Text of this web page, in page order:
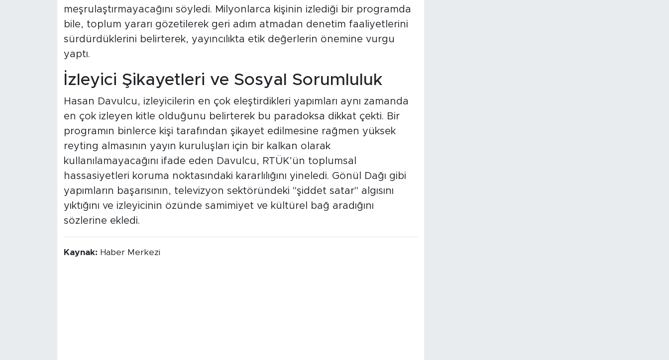
meşrulaştırmayacağını söyledi. Milyonlarca kişinin izlediği bir programda
bile, toplum yararı gözetilerek geri adım atmadan denetim faaliyetlerini
sürdürdüklerini belirterek, yayıncılıkta etik değerlerin önemine vurgu
yaptı.
İzleyici Şikayetleri ve Sosyal Sorumluluk
Hasan Davulcu, izleyicilerin en çok eleştirdikleri yapımları aynı zamanda
en çok izleyen kitle olduğunu belirterek bu paradoksa dikkat çekti. Bir
programın binlerce kişi tarafından şikayet edilmesine rağmen yüksek
reyting almasının yayın kuruluşları için bir kalkan olarak
kullanılamayacağını ifade eden Davulcu, RTÜK’ün toplumsal
hassasiyetleri koruma noktasındaki kararlılığını yineledi. Gönül Dağı gibi
yapımların başarısının, televizyon sektöründeki "şiddet satar" algısını
yıktığını ve izleyicinin özünde samimiyet ve kültürel bağ aradığını
sözlerine ekledi.
Kaynak: Haber Merkezi